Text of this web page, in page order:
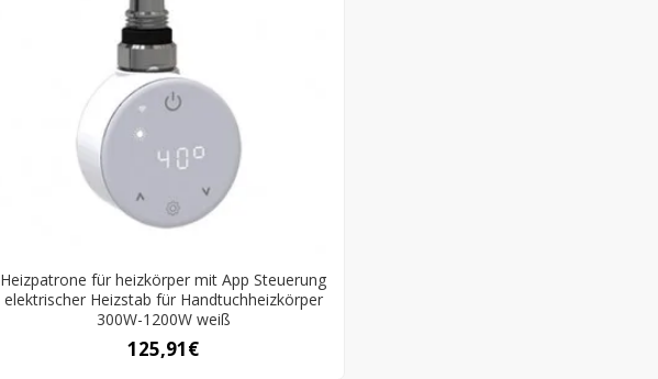
Heizpatrone für heizkörper mit App Steuerung
elektrischer Heizstab für Handtuchheizkörper
300W-1200W weiß
125,91€